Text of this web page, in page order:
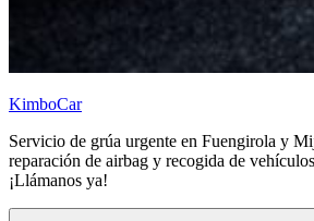
KimboCar
Servicio de grúa urgente en Fuengirola y
reparación de airbag y recogida de
¡Llámanos ya!